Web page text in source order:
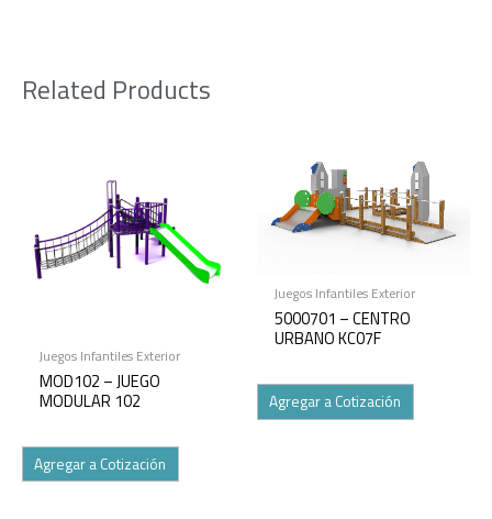
Related Products
Juegos Infantiles Exterior
MOD102 – JUEGO
MODULAR 102
Agregar a Cotización
Juegos Infantiles Exterior
5000701 – CENTRO
URBANO KC07F
Agregar a Cotización